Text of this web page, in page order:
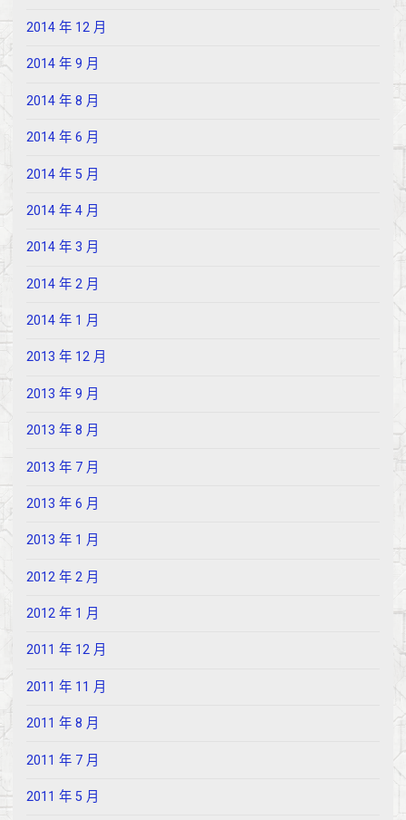
2014 年 12 月
2014 年 9 月
2014 年 8 月
2014 年 6 月
2014 年 5 月
2014 年 4 月
2014 年 3 月
2014 年 2 月
2014 年 1 月
2013 年 12 月
2013 年 9 月
2013 年 8 月
2013 年 7 月
2013 年 6 月
2013 年 1 月
2012 年 2 月
2012 年 1 月
2011 年 12 月
2011 年 11 月
2011 年 8 月
2011 年 7 月
2011 年 5 月